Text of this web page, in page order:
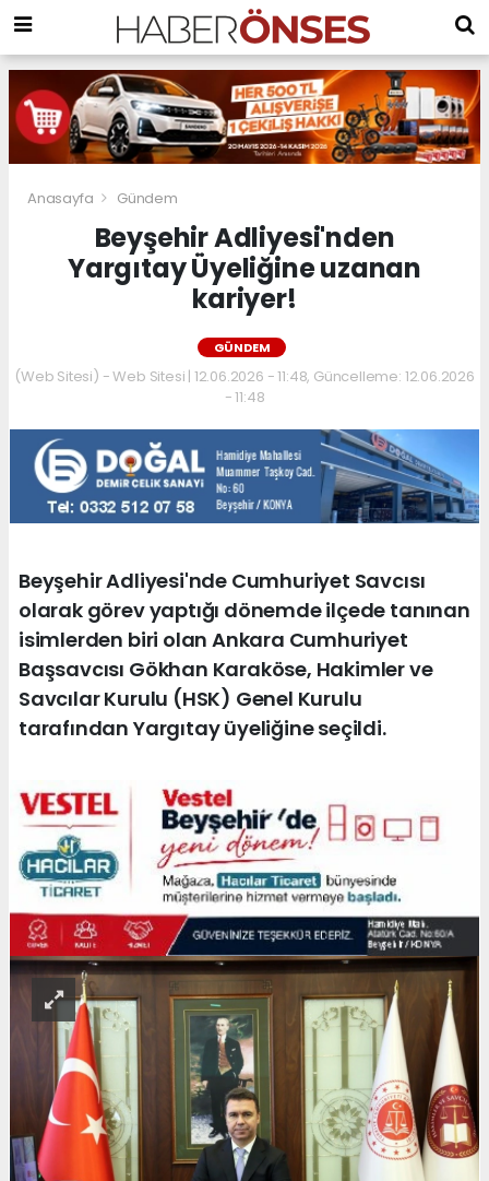
Anasayfa Gündem
Beyşehir Adliyesi'nden
Yargıtay Üyeliğine uzanan
kariyer!
GÜNDEM
(Web Sitesi) - Web Sitesi | 12.06.2026 - 11:48, Güncelleme: 12.06.2026
- 11:48
Beyşehir Adliyesi'nde Cumhuriyet Savcısı
olarak görev yaptığı dönemde ilçede tanınan
isimlerden biri olan Ankara Cumhuriyet
Başsavcısı Gökhan Karaköse, Hakimler ve
Savcılar Kurulu (HSK) Genel Kurulu
tarafından Yargıtay üyeliğine seçildi.